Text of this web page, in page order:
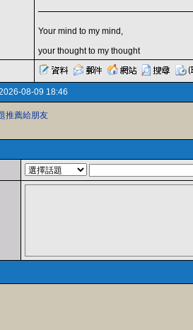
Your mind to my mind,
your thought to my thought
08-09 18:46
推薦給朋友